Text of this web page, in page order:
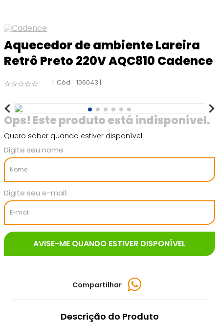
Aquecedor de ambiente Lareira
Retrô Preto 220V AQC810 Cadence
☆☆☆☆☆ : 106043
Quero saber quando estiver disponível
Compartilhar
Descrição do Produto